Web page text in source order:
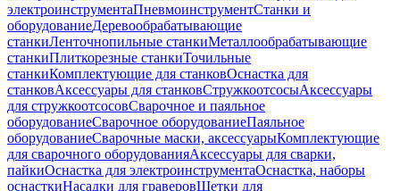
электроинструментаПневмоинструментСтанки и
оборудованиеДеревообрабатывающие
станкиЛенточнопильные станкиМеталлообрабатывающие
станкиПлиткорезные станкиТочильные
станкиКомплектующие для станковОснастка для
станковАксессуары для станковСтружкоотсосыАксессуары
для стружкоотсосовСварочное и паяльное
оборудованиеСварочное оборудованиеПаяльное
оборудованиеСварочные маски, аксессуарыКомплектующие
для сварочного оборудованияАксессуары для сварки,
пайкиОснастка для электроинструментаОснастка, наборы
оснасткиНасадки для граверовЩетки для